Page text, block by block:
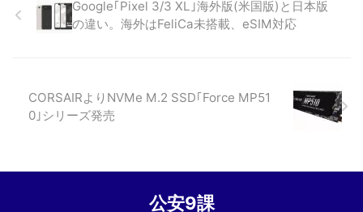
Google｢Pixel 3/3 XL｣海外版(米国版)と日本版
の違い。海外はFeliCa未搭載、eSIM対応
CORSAIRよりNVMe M.2 SSD｢Force MP51
0｣シリーズ発売
公安9課